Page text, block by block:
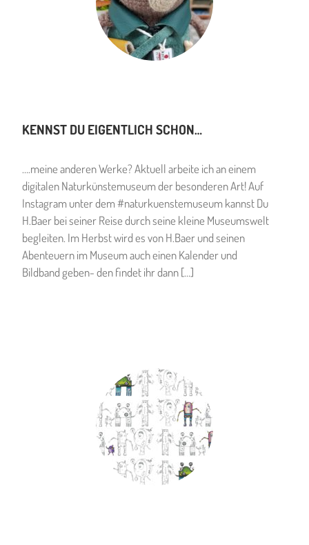
KENNST DU EIGENTLICH SCHON…
….meine anderen Werke? Aktuell arbeite ich an einem
digitalen Naturkünstemuseum der besonderen Art! Auf
Instagram unter dem #naturkuenstemuseum kannst Du
H.Baer bei seiner Reise durch seine kleine Museumswelt
begleiten. Im Herbst wird es von H.Baer und seinen
Abenteuern im Museum auch einen Kalender und
Bildband geben- den findet ihr dann […]